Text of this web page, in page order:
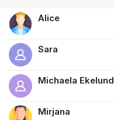
Alice
Sara
Michaela Ekelund
Mirjana